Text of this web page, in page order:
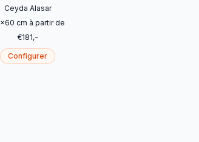
Ceyda Alasar
x60 cm à partir de
€181,-
Configurer